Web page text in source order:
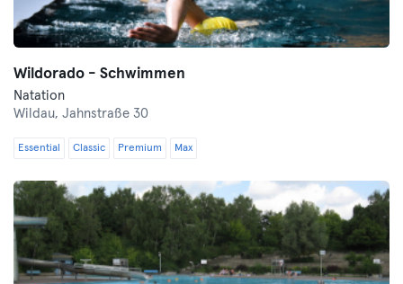
Wildorado - Schwimmen
Natation
Wildau, Jahnstraße 30
Essential Classic Premium Max